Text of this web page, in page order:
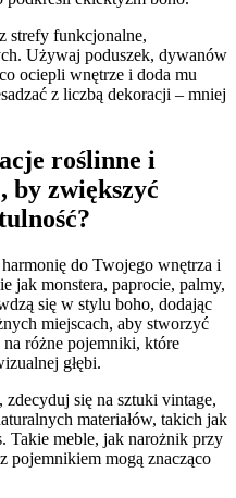
strefy funkcjonalne,
Używaj poduszek, dywanów
ociepli wnętrze i doda mu
z liczbą dekoracji – mniej
roślinne i
by zwiększyć
do Twojego wnętrza i
jak monstera, paprocie, palmy,
się w stylu boho, dodając
miejscach, aby stworzyć
różne pojemniki, które
głębi.
, zdecyduj się na sztuki vintage,
materiałów, takich jak
Takie meble, jak narożnik przy
pojemnikiem mogą znacząco